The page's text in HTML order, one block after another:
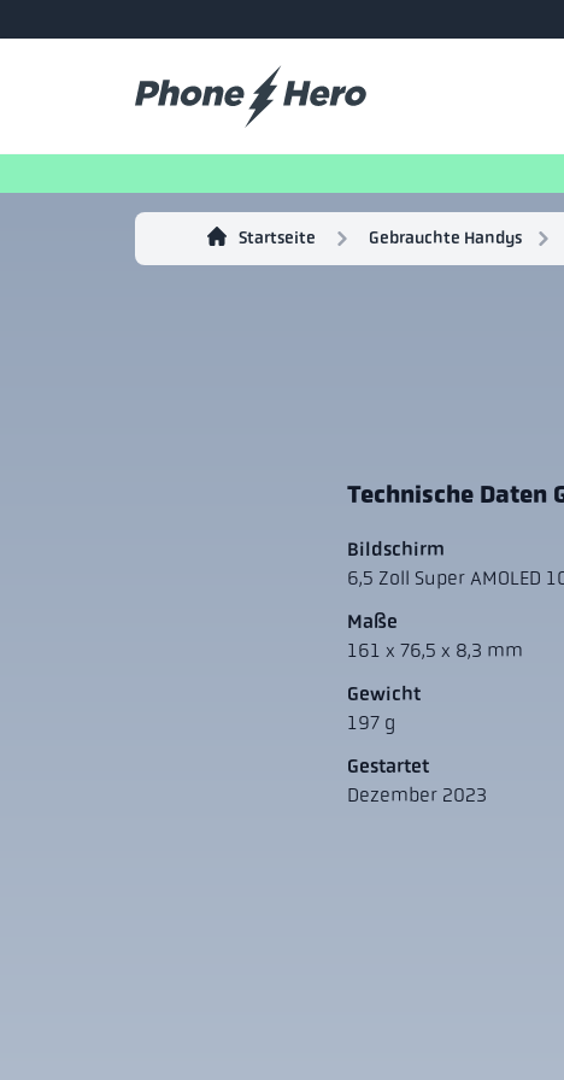
Startseite Gebrauchte Handys
Technische Daten
Bildschirm
6,5 Zoll Super AMOLED
Maße
161 x 76,5 x 8,3 mm
Gewicht
197 g
Gestartet
Dezember 2023